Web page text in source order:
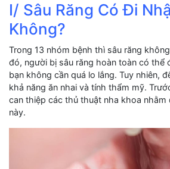
I/ Sâu Răng Có Đi
Không?
Trong 13 nhóm bệnh thì sâu răng
đó, người bị sâu răng hoàn toàn có thể
bạn không cần quá lo lắng. Tuy nhiên,
khả năng ăn nhai và tính thẩm mỹ.
can thiệp các thủ thuật nha khoa nhằm
này.